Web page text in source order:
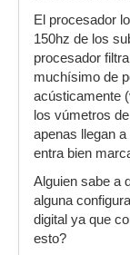
El procesador
150hz de los
procesador
muchísimo de
acústicamente
los vúmetros
apenas llegan
entra bien
Alguien sabe a
alguna
digital ya que
esto?